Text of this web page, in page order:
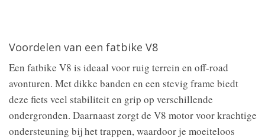
Voordelen van een fatbike V8
Een fatbike V8 is ideaal voor ruig terrein en off-road
avonturen. Met dikke banden en een stevig frame biedt
deze fiets veel stabiliteit en grip op verschillende
ondergronden. Daarnaast zorgt de V8 motor voor krachtige
ondersteuning bij het trappen, waardoor je moeiteloos